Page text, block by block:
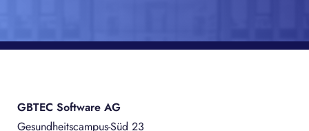
GBTEC Software AG
Gesundheitscampus-Süd 23